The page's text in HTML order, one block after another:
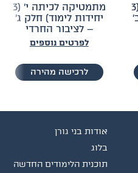
מתמטיקה לכיתה י׳ (3
מתמטיקה לכיתה י׳ (3
יחידות לימוד) חלק ג׳
– לציבור החרדי
לפרטים נוספים
לרכישה מהירה
אודות בני גורן
בלוג
תוכנית הלימודים החדשה